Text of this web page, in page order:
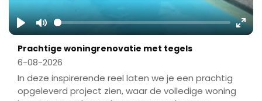
Play Mute
Prachtige woningrenovatie met tegels
6-08-2026
In deze inspirerende reel laten we je een prachtig
opgeleverd project zien, waar de volledige woning